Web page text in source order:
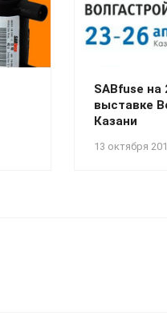
13 октября
SABfuse
выставке
Казани